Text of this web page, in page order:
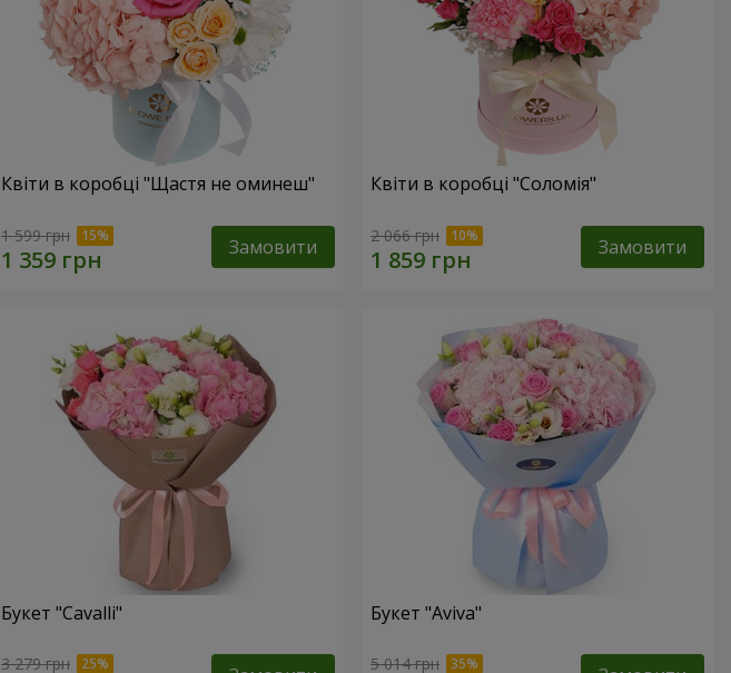
Квіти в коробці "Щастя не оминеш"
1 599 грн Замовити
Квіти в коробці "Соломія"
2 066 грн Замовити
Букет "Cаvalli"
3 279 грн
Букет "Aviva"
5 014 грн